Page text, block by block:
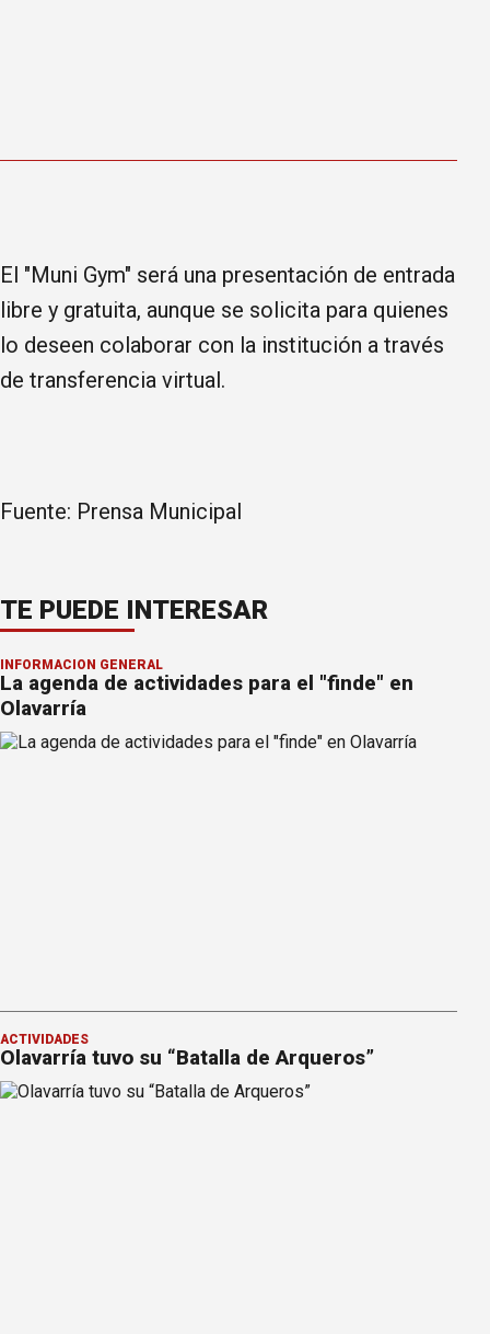
El "Muni Gym" será una presentación de entrada
libre y gratuita, aunque se solicita para quienes
lo deseen colaborar con la institución a través
de transferencia virtual.
Fuente: Prensa Municipal
TE PUEDE INTERESAR
INFORMACION GENERAL
La agenda de actividades para el "finde" en
Olavarría
ACTIVIDADES
Olavarría tuvo su “Batalla de Arqueros”